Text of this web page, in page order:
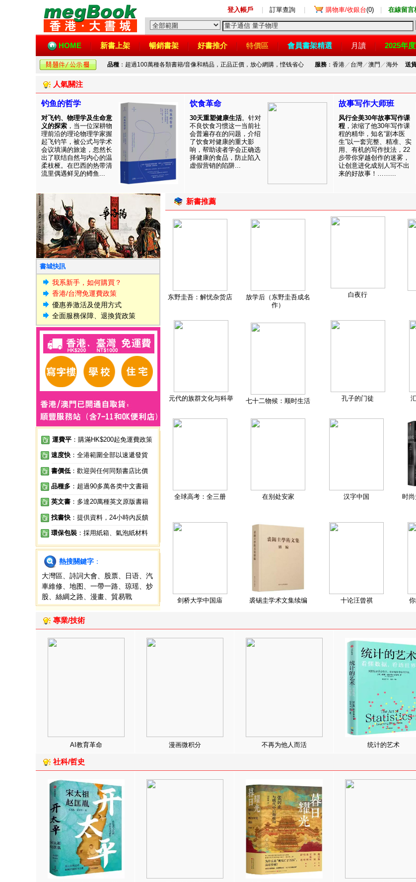
登入帳戶 訂單查詢 購物車/收銀台(0) 在線留言
HOME 新書上架 暢銷書架 好書推介 特價區 會員書架精選 月讀 2025年
品種 ：超過100萬種各類書籍/音像和精品，正品正價，放心網購，悭钱省心 服務：香港／ 台灣／澳門 ／海外 送
人氣關注
钓鱼的哲学
对飞钓、物理学及生命意
义的探索 ，当一位深耕物
理前沿的理论物理学家握
起飞钓竿，被公式与学术
会议填满的旅途，忽然长
出了联结自然与内心的温
柔枝桠。在巴西的热带清
流里偶遇鲜见的鳟鱼...
饮食革命
30天重塑健康生活。针对
不良饮食习惯这一当前社
会普遍存在的问题，介绍
了饮食对健康的重大影
响，帮助读者学会正确选
择健康的食品，防止陷入
虚假营销的陷阱...
故事写作大师班
风行全美30年故事写作课
程 ，浓缩了他30年写作课
程的精华，知名“剧本医
生”以一套完整、精准、实
用、有机的写作技法，22
步带你穿越创作的迷雾，
让创意进化成别人写不出
来的好故事！……...
書城快訊
我系新手，如何購買？
香港/台灣免運費政策
優惠券激活及使用方式
全面服務保障、退換貨政策
運費平 ：購滿HK$200起免運費政策
速度快 ：全港範圍全部以速遞發貨
書價低 ：歡迎與任何同類書店比價
品種多 ：超過90多萬各类中文書籍
英文書 ：多達20萬種英文原版書籍
找書快 ：提供資料，24小時內反饋
環保包裝 ：採用紙箱、氣泡紙材料
熱搜關鍵字 ：
大灣區
詩詞大會 股票 日语
汽
車維修
地图 一帶一路 琼瑶
炒
股
絲綢之路 漫畫 貿易戰
新書推薦
东野圭吾：解忧杂货店
放学后（东野圭吾成名
作）
白夜行
元代的族群文化与科举 七十二物候：顺时生活 孔子的门徒
全球高考：全三册 在别处安家 汉字中国
时
剑桥大学中国庙 裘锡圭学术文集续编 十论汪曾祺
專業/技術
AI教育革命 漫画微积分 不再为他人而活 统计的艺术
社科/哲史